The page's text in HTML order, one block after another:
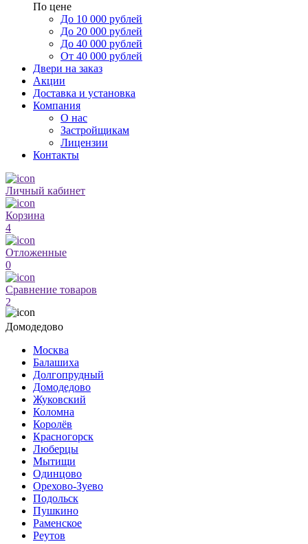
По цене
До 10 000 рублей
До 20 000 рублей
До 40 000 рублей
От 40 000 рублей
Двери на заказ
Акции
Доставка и установка
Компания
О нас
Застройщикам
Лицензии
Контакты
Личный кабинет
Корзина
4
Отложенные
0
Сравнение товаров
2
Домодедово
Москва
Балашиха
Долгопрудный
Домодедово
Жуковский
Коломна
Королёв
Красногорск
Люберцы
Мытищи
Одинцово
Орехово-Зуево
Подольск
Пушкино
Раменское
Реутов